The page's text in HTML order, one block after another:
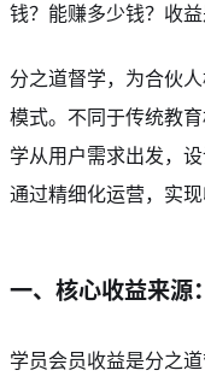
钱？能赚多少钱？收益
分之道督学，为合伙
模式。不同于传统教
学从用户需求出发，
通过精细化运营，实现
一、核心收益来源
学员会员收益是分之